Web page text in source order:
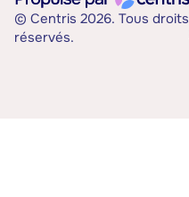
© Centris 2026. Tous droits
réservés.